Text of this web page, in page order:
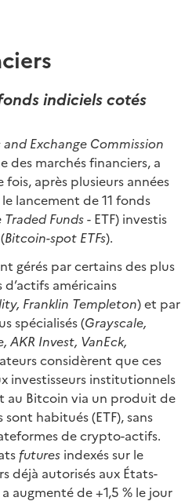
indiciels cotés
and Exchange Commission
des marchés financiers, a
après plusieurs années
lancement de 11 fonds
Traded Funds- ETF) investis
Bitcoin-spot ETFs).
gérés par certains des plus
américains
Franklin Templeton) et par
spécialisés (Grayscale,
AKR Invest, VanEck,
considèrent que ces
investisseurs institutionnels
au Bitcoin via un produit de
habitués (ETF), sans
de crypto-actifs.
futures indexés sur le
déjà autorisés aux États-
augmenté de +1,5 % le jour